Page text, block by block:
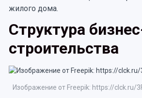
жилого дома.
Структура
строительства
Изображение от Freepik: https://clck.ru/